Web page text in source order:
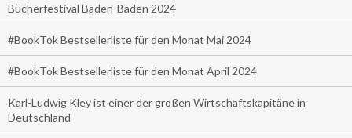
Bücherfestival Baden-Baden 2024
#BookTok Bestsellerliste für den Monat Mai 2024
#BookTok Bestsellerliste für den Monat April 2024
Karl-Ludwig Kley ist einer der großen Wirtschaftskapitäne in
Deutschland